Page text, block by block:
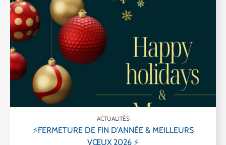
ACTUALITÉS
⚡FERMETURE DE FIN D’ANNÉE & MEILLEURS
VŒUX 2026 ⚡